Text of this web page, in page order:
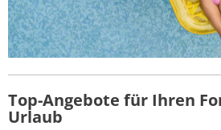
Top-Angebote für Ihren
Urlaub